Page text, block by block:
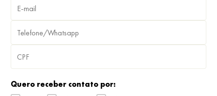
Quero receber contato por: